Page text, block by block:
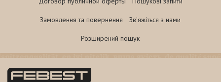
Замовлення та повернення Зв'яжіться з нами
Розширений пошук